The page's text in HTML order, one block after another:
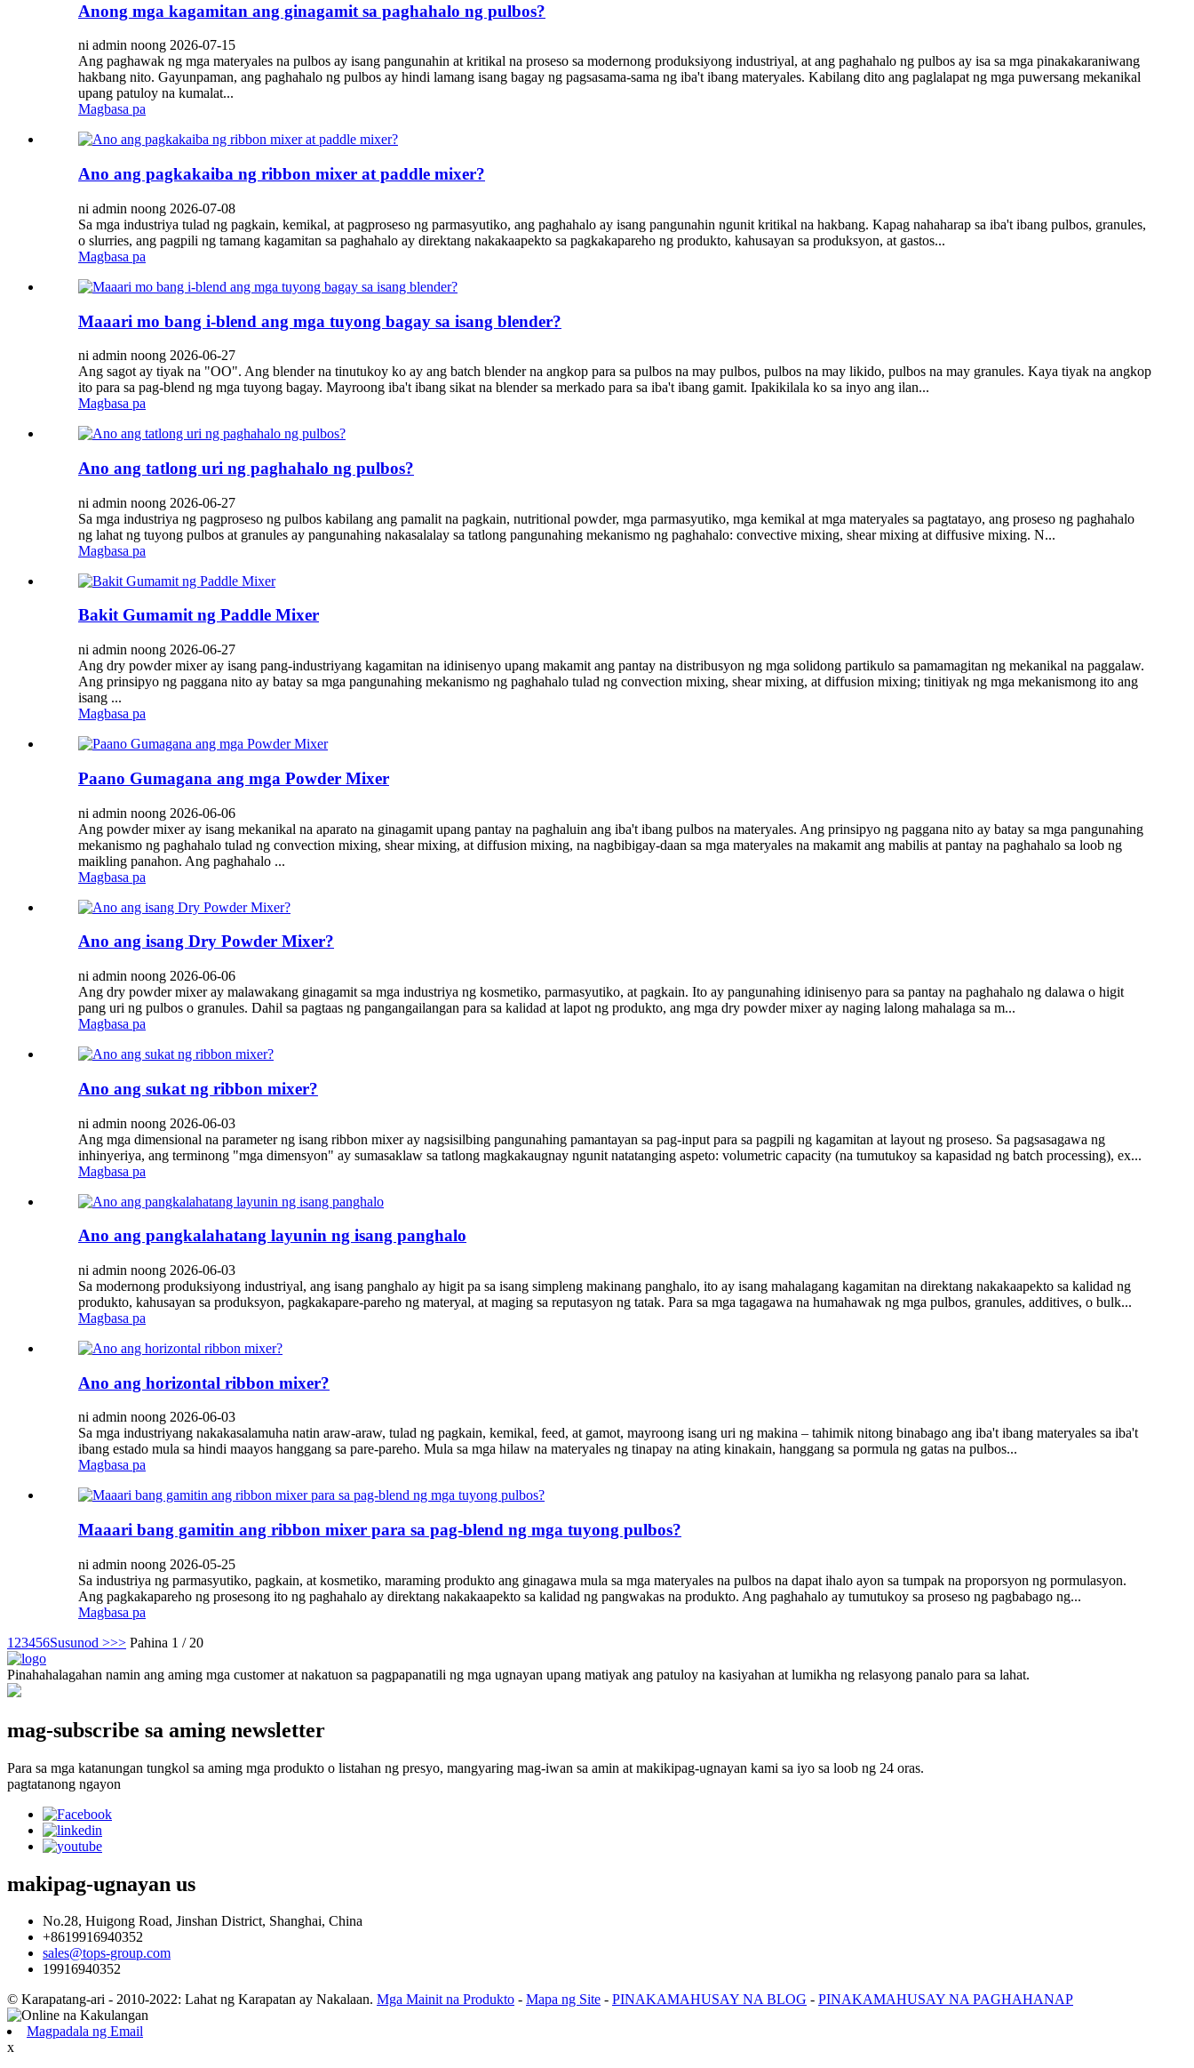
Anong mga kagamitan ang ginagamit sa paghahalo ng pulbos?
ni admin noong 2026-07-15
Ang paghawak ng mga materyales na pulbos ay isang pangunahin at kritikal na proseso sa modernong produksiyong industriyal, at ang paghahalo ng pulbos ay isa sa mga pinakakaraniwang
hakbang nito. Gayunpaman, ang paghahalo ng pulbos ay hindi lamang isang bagay ng pagsasama-sama ng iba't ibang materyales. Kabilang dito ang paglalapat ng mga puwersang mekanikal
upang patuloy na kumalat...
Magbasa pa
Ano ang pagkakaiba ng ribbon mixer at paddle mixer?
ni admin noong 2026-07-08
Sa mga industriya tulad ng pagkain, kemikal, at pagproseso ng parmasyutiko, ang paghahalo ay isang pangunahin ngunit kritikal na hakbang. Kapag nahaharap sa iba't ibang pulbos, granules,
o slurries, ang pagpili ng tamang kagamitan sa paghahalo ay direktang nakakaapekto sa pagkakapareho ng produkto, kahusayan sa produksyon, at gastos...
Magbasa pa
Maaari mo bang i-blend ang mga tuyong bagay sa isang blender?
ni admin noong 2026-06-27
Ang sagot ay tiyak na "OO". Ang blender na tinutukoy ko ay ang batch blender na angkop para sa pulbos na may pulbos, pulbos na may likido, pulbos na may granules. Kaya tiyak na angkop
ito para sa pag-blend ng mga tuyong bagay. Mayroong iba't ibang sikat na blender sa merkado para sa iba't ibang gamit. Ipakikilala ko sa inyo ang ilan...
Magbasa pa
Ano ang tatlong uri ng paghahalo ng pulbos?
ni admin noong 2026-06-27
Sa mga industriya ng pagproseso ng pulbos kabilang ang pamalit na pagkain, nutritional powder, mga parmasyutiko, mga kemikal at mga materyales sa pagtatayo, ang proseso ng paghahalo
ng lahat ng tuyong pulbos at granules ay pangunahing nakasalalay sa tatlong pangunahing mekanismo ng paghahalo: convective mixing, shear mixing at diffusive mixing. N...
Magbasa pa
Bakit Gumamit ng Paddle Mixer
ni admin noong 2026-06-27
Ang dry powder mixer ay isang pang-industriyang kagamitan na idinisenyo upang makamit ang pantay na distribusyon ng mga solidong partikulo sa pamamagitan ng mekanikal na paggalaw.
Ang prinsipyo ng paggana nito ay batay sa mga pangunahing mekanismo ng paghahalo tulad ng convection mixing, shear mixing, at diffusion mixing; tinitiyak ng mga mekanismong ito ang
isang ...
Magbasa pa
Paano Gumagana ang mga Powder Mixer
ni admin noong 2026-06-06
Ang powder mixer ay isang mekanikal na aparato na ginagamit upang pantay na paghaluin ang iba't ibang pulbos na materyales. Ang prinsipyo ng paggana nito ay batay sa mga pangunahing
mekanismo ng paghahalo tulad ng convection mixing, shear mixing, at diffusion mixing, na nagbibigay-daan sa mga materyales na makamit ang mabilis at pantay na paghahalo sa loob ng
maikling panahon. Ang paghahalo ...
Magbasa pa
Ano ang isang Dry Powder Mixer?
ni admin noong 2026-06-06
Ang dry powder mixer ay malawakang ginagamit sa mga industriya ng kosmetiko, parmasyutiko, at pagkain. Ito ay pangunahing idinisenyo para sa pantay na paghahalo ng dalawa o higit
pang uri ng pulbos o granules. Dahil sa pagtaas ng pangangailangan para sa kalidad at lapot ng produkto, ang mga dry powder mixer ay naging lalong mahalaga sa m...
Magbasa pa
Ano ang sukat ng ribbon mixer?
ni admin noong 2026-06-03
Ang mga dimensional na parameter ng isang ribbon mixer ay nagsisilbing pangunahing pamantayan sa pag-input para sa pagpili ng kagamitan at layout ng proseso. Sa pagsasagawa ng
inhinyeriya, ang terminong "mga dimensyon" ay sumasaklaw sa tatlong magkakaugnay ngunit natatanging aspeto: volumetric capacity (na tumutukoy sa kapasidad ng batch processing), ex...
Magbasa pa
Ano ang pangkalahatang layunin ng isang panghalo
ni admin noong 2026-06-03
Sa modernong produksiyong industriyal, ang isang panghalo ay higit pa sa isang simpleng makinang panghalo, ito ay isang mahalagang kagamitan na direktang nakakaapekto sa kalidad ng
produkto, kahusayan sa produksyon, pagkakapare-pareho ng materyal, at maging sa reputasyon ng tatak. Para sa mga tagagawa na humahawak ng mga pulbos, granules, additives, o bulk...
Magbasa pa
Ano ang horizontal ribbon mixer?
ni admin noong 2026-06-03
Sa mga industriyang nakakasalamuha natin araw-araw, tulad ng pagkain, kemikal, feed, at gamot, mayroong isang uri ng makina – tahimik nitong binabago ang iba't ibang materyales sa iba't
ibang estado mula sa hindi maayos hanggang sa pare-pareho. Mula sa mga hilaw na materyales ng tinapay na ating kinakain, hanggang sa pormula ng gatas na pulbos...
Magbasa pa
Maaari bang gamitin ang ribbon mixer para sa pag-blend ng mga tuyong pulbos?
ni admin noong 2026-05-25
Sa industriya ng parmasyutiko, pagkain, at kosmetiko, maraming produkto ang ginagawa mula sa mga materyales na pulbos na dapat ihalo ayon sa tumpak na proporsyon ng pormulasyon.
Ang pagkakapareho ng prosesong ito ng paghahalo ay direktang nakakaapekto sa kalidad ng pangwakas na produkto. Ang paghahalo ay tumutukoy sa proseso ng pagbabago ng...
Magbasa pa
1 23456Susunod >>> Pahina 1 / 20
Pinahahalagahan namin ang aming mga customer at nakatuon sa pagpapanatili ng mga ugnayan upang matiyak ang patuloy na kasiyahan at lumikha ng relasyong panalo para sa lahat.
mag-subscribe sa aming newsletter
Para sa mga katanungan tungkol sa aming mga produkto o listahan ng presyo, mangyaring mag-iwan sa amin at makikipag-ugnayan kami sa iyo sa loob ng 24 oras.
pagtatanong ngayon
makipag-ugnayan us
No.28, Huigong Road, Jinshan District, Shanghai, China
+8619916940352
sales@tops-group.com
19916940352
© Karapatang-ari - 2010-2022: Lahat ng Karapatan ay Nakalaan. Mga Mainit na Produkto - Mapa ng Site - PINAKAMAHUSAY NA BLOG - PINAKAMAHUSAY NA PAGHAHANAP
Magpadala ng Email
x